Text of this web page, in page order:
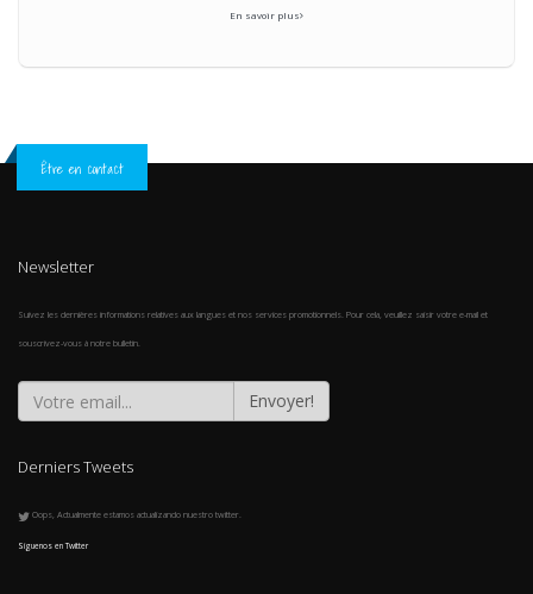
En savoir plus
Être en contact
Newsletter
Suivez les dernières informations relatives aux langues et nos services promotionnels. Pour cela, veuillez saisir votre e-mail et
souscrivez-vous à notre bulletin.
Envoyer!
Derniers Tweets
Oops, Actualmente estamos actualizando nuestro twitter.
Síguenos en Twitter